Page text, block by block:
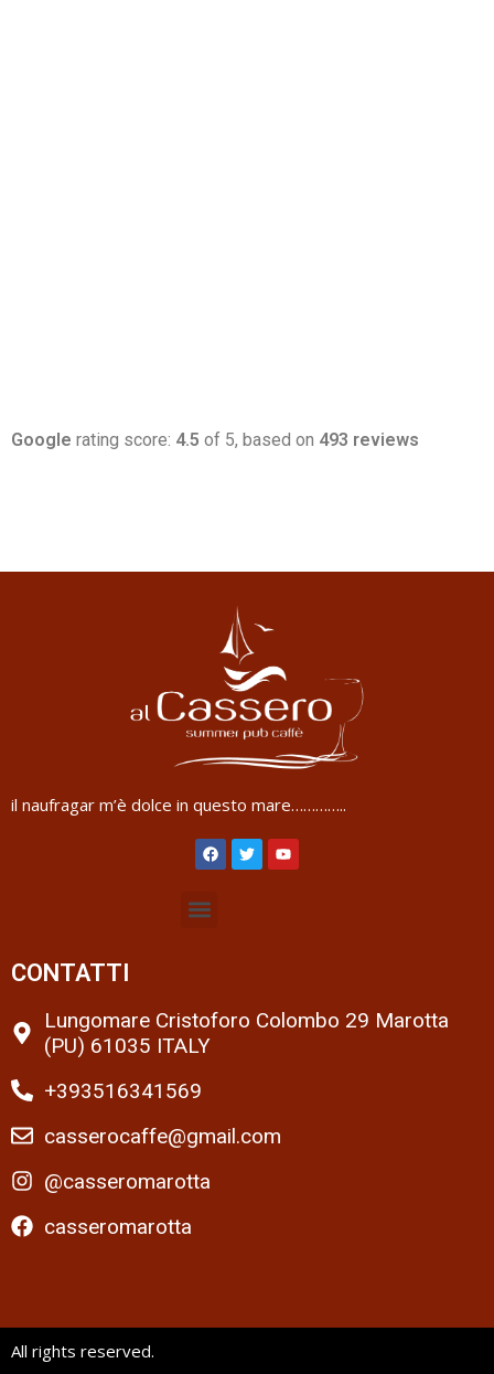
Google rating score: 4.5 of 5, based on 493 reviews
il naufragar m’è dolce in questo mare…………..
CONTATTI
Lungomare Cristoforo Colombo 29 Marotta
(PU) 61035 ITALY
+393516341569
casserocaffe@gmail.com
@casseromarotta
casseromarotta
All rights reserved.